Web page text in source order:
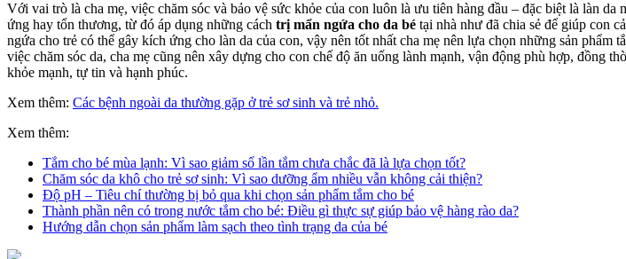
Với vai trò là cha mẹ, việc chăm sóc và bảo vệ sức khỏe của con luôn là ưu tiên hàng đầu – đặc biệt là làn
ứng hay tổn thương, từ đó áp dụng những cách trị mẩn ngứa cho da bé tại nhà như đã chia sẻ để giúp con
ngứa cho trẻ có thể gây kích ứng cho làn da của con, vậy nên tốt nhất cha mẹ nên lựa chọn những sản
việc chăm sóc da, cha mẹ cũng nên xây dựng cho con chế độ ăn uống lành mạnh, vận động phù hợp, đồng
khỏe mạnh, tự tin và hạnh phúc.
Xem thêm: Các bệnh ngoài da thường gặp ở trẻ sơ sinh và trẻ nhỏ.
Xem thêm:
Tắm cho bé mùa lạnh: Vì sao giảm số lần tắm chưa chắc đã là lựa chọn tốt?
Chăm sóc da khô cho trẻ sơ sinh: Vì sao dưỡng ẩm nhiều vẫn không cải thiện?
Độ pH – Tiêu chí thường bị bỏ qua khi chọn sản phẩm tắm cho bé
Thành phần nên có trong nước tắm cho bé: Điều gì thực sự giúp bảo vệ hàng rào da?
Hướng dẫn chọn sản phẩm làm sạch theo tình trạng da của bé